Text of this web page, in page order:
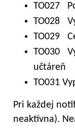
TO027
TO028
TO029
TO030
učtáreň
TO031
Pri každej
neaktívna).